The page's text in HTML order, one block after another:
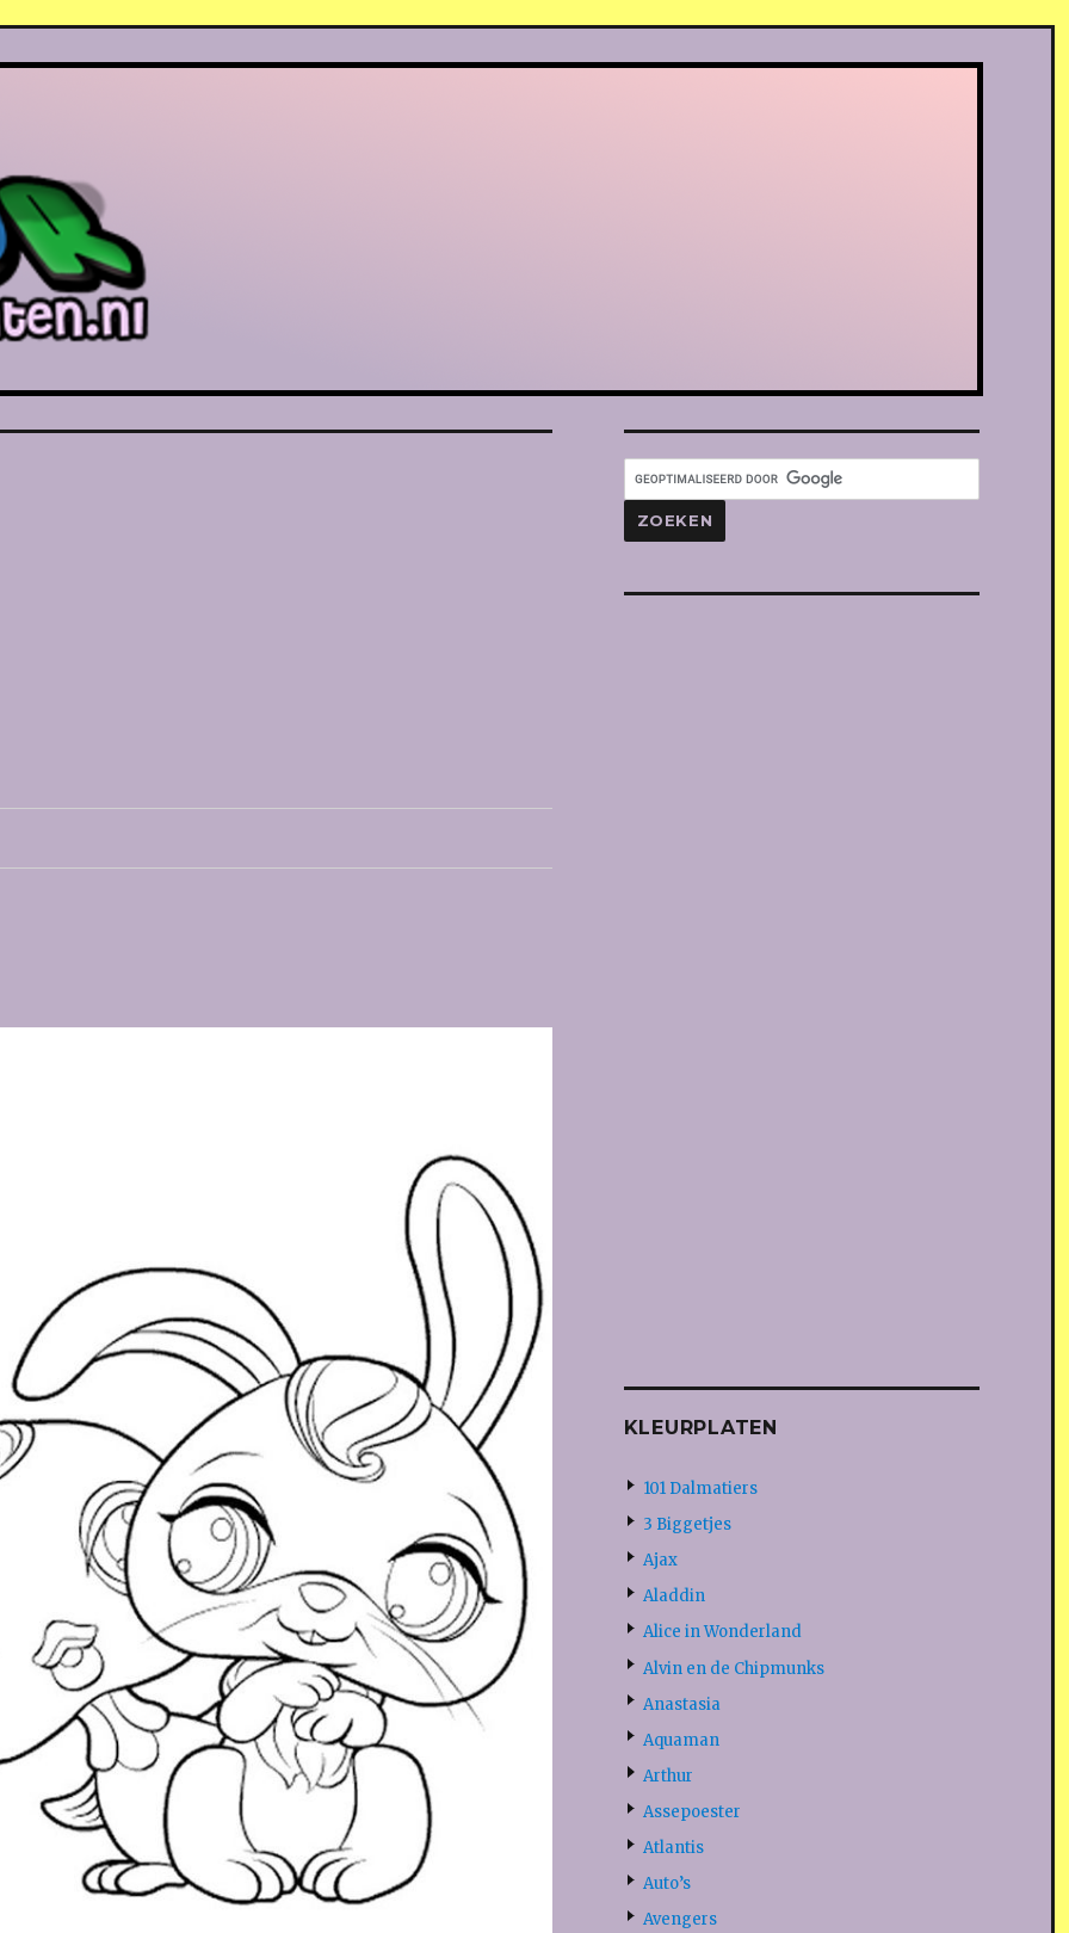
KLEURPLATEN
101 Dalmatiers
3 Biggetjes
Ajax
Aladdin
Alice in Wonderland
Alvin en de Chipmunks
Anastasia
Aquaman
Arthur
Assepoester
Atlantis
Auto’s
Avengers